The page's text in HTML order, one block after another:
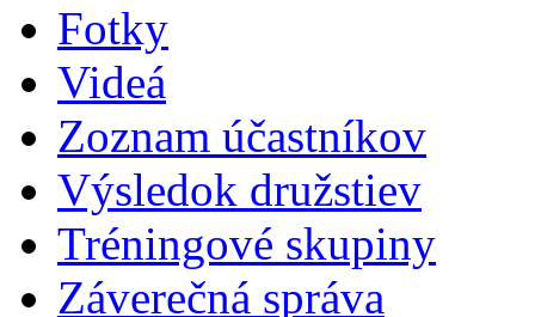
Fotky
Videá
Zoznam účastníkov
Výsledok družstiev
Tréningové skupiny
Záverečná správa